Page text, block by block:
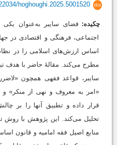
doi
hoghoughi.2025.5001520
چکیده: فضای سایبر به‌عنوان
اجتماعی، فرهنگی و اقتصادی در
اساس ارزش‌های اسلامی را در
مطرح می‌کند. مقالۀ حاضر با هدف
سایبر، قواعد فقهی همچون
«امر به معروف و نهی از منکر»
قرار داده و تطبیق آنها را بر
تحلیل می‌کند. این پژوهش با روش
منابع اصیل فقه امامیه و قانون